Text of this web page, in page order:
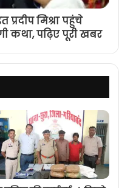
प्रदीप मिश्रा पहुंचे
कथा, पढ़िए पूरी खबर